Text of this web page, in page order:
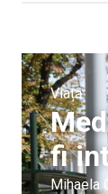
Viață
fi
Mihaela